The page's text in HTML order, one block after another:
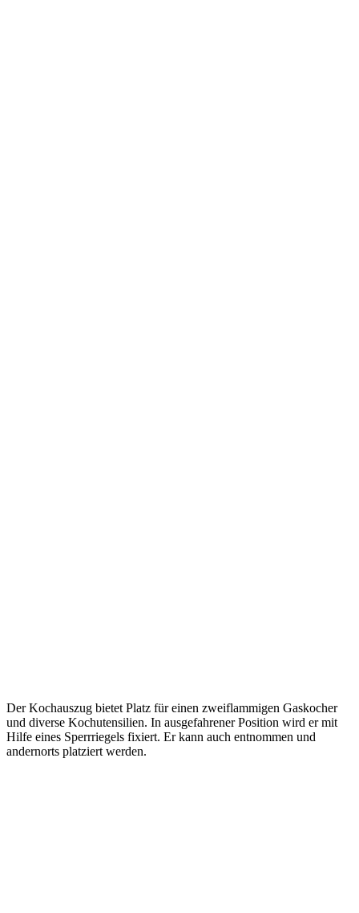
Der Kochauszug bietet Platz für einen zweiflammigen Gaskocher
und diverse Kochutensilien. In ausgefahrener Position wird er mit
Hilfe eines Sperrriegels fixiert. Er kann auch entnommen und
andernorts platziert werden.